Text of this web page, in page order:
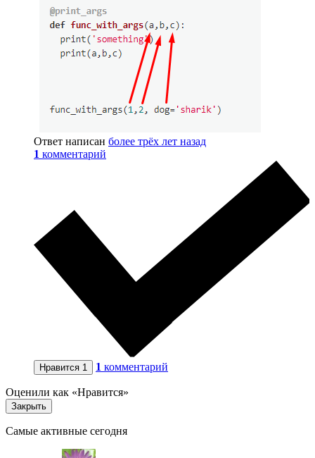
Ответ написан более трёх лет назад
1 комментарий
Нравится 1 1 комментарий
Оценили как «Нравится»
Закрыть
Самые активные сегодня